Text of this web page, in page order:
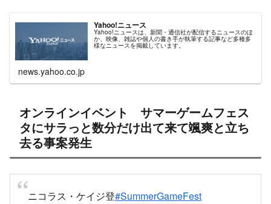
Yahoo!ニュース
Yahoo!ニュースは、新聞・通信社が配信するニュースのほ
か、映像、雑誌や個人の書き手が執筆する記事など多種多
様なニュースを掲載しています。
news.yahoo.co.jp
オンラインイベント サマーゲームフェス
タにサラっと数分だけ出て来て颯爽と立ち
去る事案発生
ニコラス・ケイジ登#SummerGameFest